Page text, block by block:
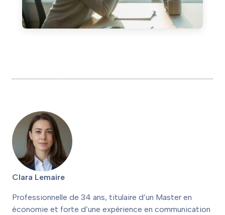
Clara Lemaire
Professionnelle de 34 ans, titulaire d’un Master en
économie et forte d’une expérience en communication